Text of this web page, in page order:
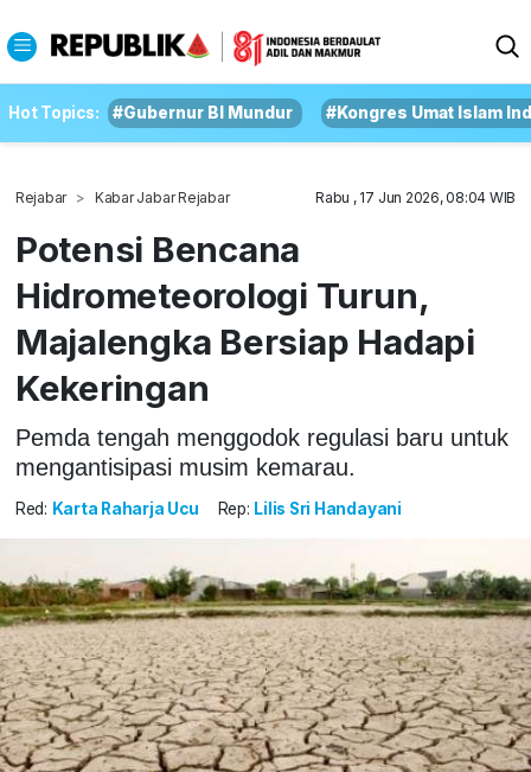
Hot Topics: #Gubernur BI Mundur #Kongres Umat Islam
Rejabar Kabar Jabar Rejabar Rabu , 17 Jun 2026, 08:04 WIB
Potensi Bencana
Hidrometeorologi Turun,
Majalengka Bersiap Hadapi
Kekeringan
Pemda tengah menggodok regulasi baru untuk
mengantisipasi musim kemarau.
Red: Karta Raharja Ucu Rep: Lilis Sri Handayani